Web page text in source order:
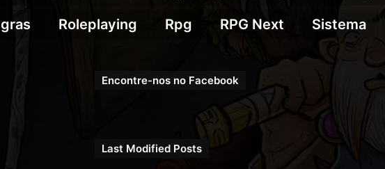
Roleplaying Rpg RPG Next Sistema
Encontre-nos no Facebook
Last Modified Posts